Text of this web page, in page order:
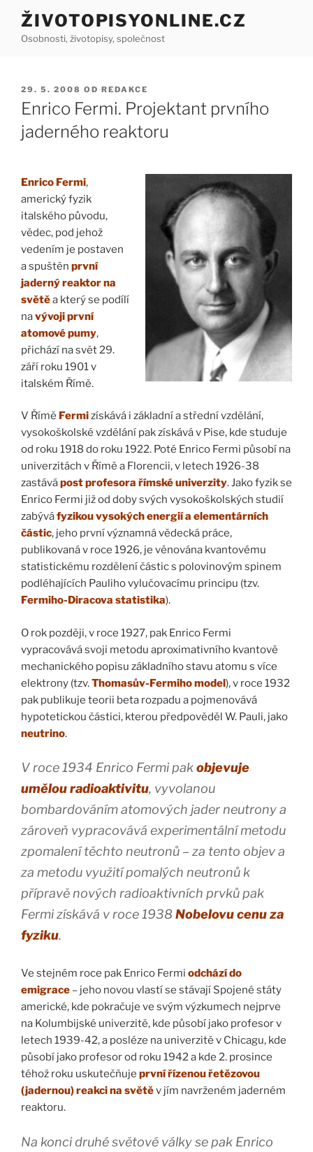
Přejít
obsahu
ŽIVOTOPISYONLINE.CZ
Osobnosti, životopisy, společnost
PUBLIKOVÁNO
29. 5. 2008 OD REDAKCE
Enrico Fermi. Projektant prvního
jaderného reaktoru
Enrico Fermi,
americký fyzik
italského původu,
vědec, pod jehož
vedením je postaven
a spuštěn první
jaderný reaktor na
světěa který se podílí
navývoji první
atomové pumy,
přichází na svět 29.
září roku 1901 v
italském Římě.
V Římě Fermizískává i základní a střední vzdělání,
vysokoškolské vzdělání pak získává v Pise, kde studuje
od roku 1918 do roku 1922. Poté Enrico Fermi působí na
univerzitách v Římě a Florencii, v letech 1926-38
zastávápost profesora římské univerzity. Jako fyzik se
Enrico Fermi již od doby svých vysokoškolských studií
zabýváfyzikou vysokých energií a elementárních
částic, jeho první významná vědecká práce,
publikovaná v roce 1926, je věnována kvantovému
statistickému rozdělení částic s polovinovým spinem
podléhajících Pauliho vylučovacímu principu (tzv.
Fermiho-Diracova statistika).
O rok později, v roce 1927, pak Enrico Fermi
vypracovává svoji metodu aproximativního kvantově
mechanického popisu základního stavu atomu s více
elektrony (tzv.Thomasův-Fermiho model), v roce 1932
pak publikuje teorii beta rozpadu a pojmenovává
hypotetickou částici, kterou předpověděl W. Pauli, jako
neutrino.
V roce 1934 Enrico Fermi pakobjevuje
umělou radioaktivitu, vyvolanou
bombardováním atomových jader neutrony a
zároveň vypracovává experimentální metodu
zpomalení těchto neutronů – za tento objev a
za metodu využití pomalých neutronů k
přípravě nových radioaktivních prvků pak
Fermi získává v roce 1938 Nobelovu cenu za
fyziku.
Ve stejném roce pak Enrico Fermi odchází do
emigrace – jeho novou vlastí se stávají Spojené státy
americké, kde pokračuje ve svým výzkumech nejprve
na Kolumbijské univerzitě, kde působí jako profesor v
letech 1939-42, a posléze na univerzitě v Chicagu, kde
působí jako profesor od roku 1942 a kde 2. prosince
téhož roku uskutečňuje první řízenou řetězovou
(jadernou) reakci na světěv jím navrženém jaderném
reaktoru.
Na konci druhé světové války se pak Enrico